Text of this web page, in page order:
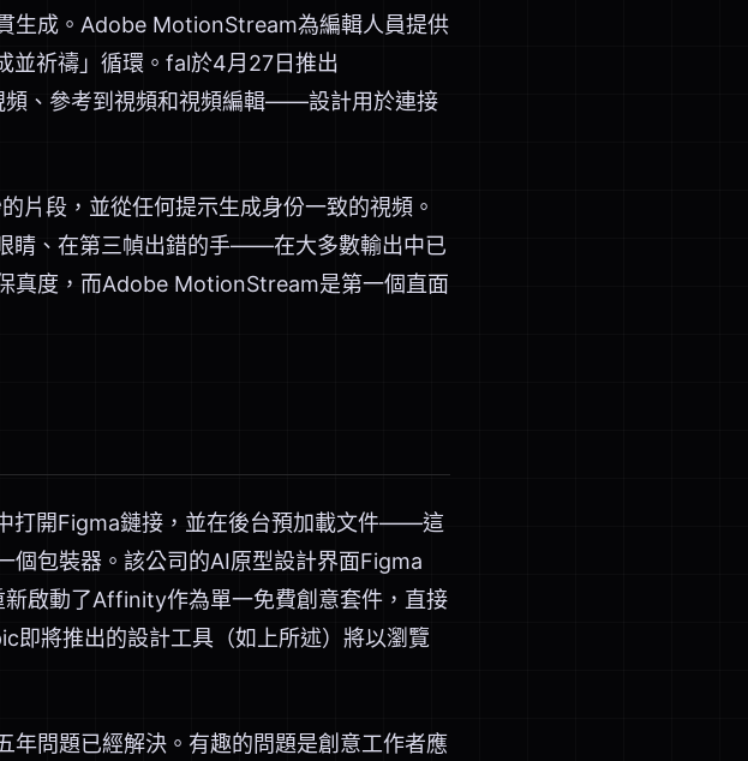
生成。Adobe MotionStream為編輯人員提供
並祈禱」循環。fal於4月27日推出
、參考到視頻和視頻編輯——設計用於連接
片段，並從任何提示生成身份一致的視頻。
睛、在第三幀出錯的手——在大多數輸出中已
真度，而Adobe MotionStream是第一個直面
打開Figma鏈接，並在後台預加載文件——這
個包裝器。該公司的AI原型設計界面Figma
啟動了Affinity作為單一免費創意套件，直接
將推出的設計工具（如上所述）將以瀏覽
年問題已經解決。有趣的問題是創意工作者應